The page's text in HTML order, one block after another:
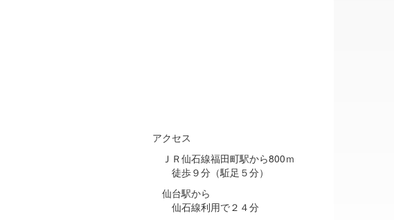
アクセス
ＪＲ仙石線福田町駅から800ｍ
徒歩９分（駈足５分）
仙台駅から
仙石線利用で２４分